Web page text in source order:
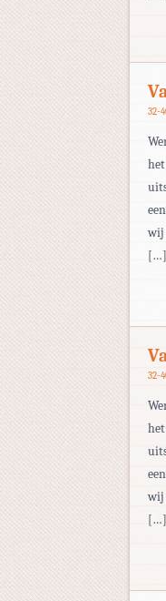
32-
wij
[…]
32-
wij
[…]